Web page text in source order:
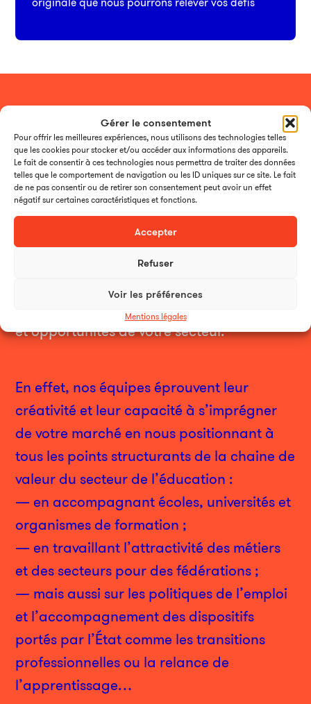
Gérer le consentement
Pour offrir les meilleures expériences, nous utilisons des technologies telles
que les cookies pour stocker et/ou accéder aux informations des appareils.
Le fait de consentir à ces technologies nous permettra de traiter des données
telles que le comportement de navigation ou les ID uniques sur ce site. Le fait
de ne pas consentir ou de retirer son consentement peut avoir un effet
négatif sur certaines caractéristiques et fonctions.
Accepter
Refuser
Voir les préférences
Mentions légales
Une vision 360°dans le
secteurde l’éducation
Nos expériences tant pour des universités,
écoles que des fédérations, OPCO ou
et opportunités de votre secteur.
En effet, nos équipes éprouvent leur
créativité et leur capacité à s’imprégner
de votre marché en nous positionnant à
tous les points structurants de la chaine de
valeur du secteur de l’éducation :
— en accompagnant écoles, universités et
organismes de formation ;
— en travaillant l’attractivité des métiers
et des secteurs pour des fédérations ;
— mais aussi sur les politiques de l’emploi
et l’accompagnement des dispositifs
portés par l’État comme les transitions
professionnelles ou la relance de
l’apprentissage…